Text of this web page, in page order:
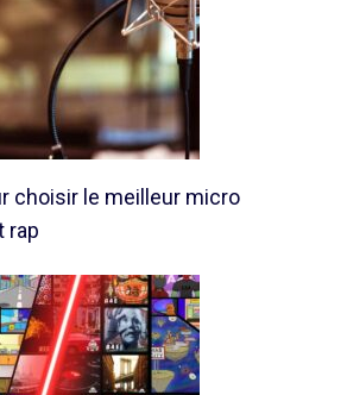
choisir le meilleur micro
rap